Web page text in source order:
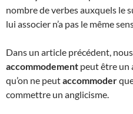
nombre de verbes auxquels le
lui associer n’a pas le même
Dans un article précédent,
accommodement peut être un
qu’on ne peutaccommoder
commettre un anglicisme.